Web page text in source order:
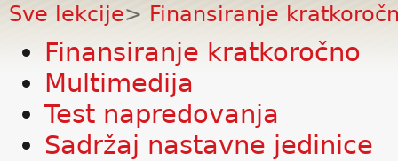
Sve lekcije> Finansiranje
Finansiranje kratkoročno
Multimedija
Test napredovanja
Sadržaj nastavne jedinice